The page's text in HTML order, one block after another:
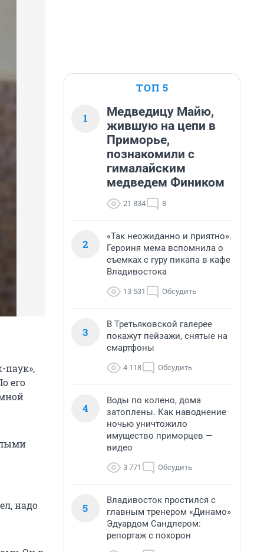
паук»,
его
надо
ТОП 5
1
Медведицу Майю,
жившую на цепи в
Приморье,
познакомили с
гималайским
медведем Фиником
21 834 8
2
«Так неожиданно и приятно».
Героиня мема вспомнила о
съемках с гуру пикапа в кафе
Владивостока
13 531 Обсудить
3
В Третьяковской галерее
покажут пейзажи, снятые на
смартфоны
4 118 Обсудить
4
Воды по колено, дома
затоплены. Как наводнение
ночью уничтожило
имущество приморцев —
видео
3 771 Обсудить
5
Владивосток простился с
главным тренером «Динамо»
Эдуардом Сандлером:
репортаж с похорон